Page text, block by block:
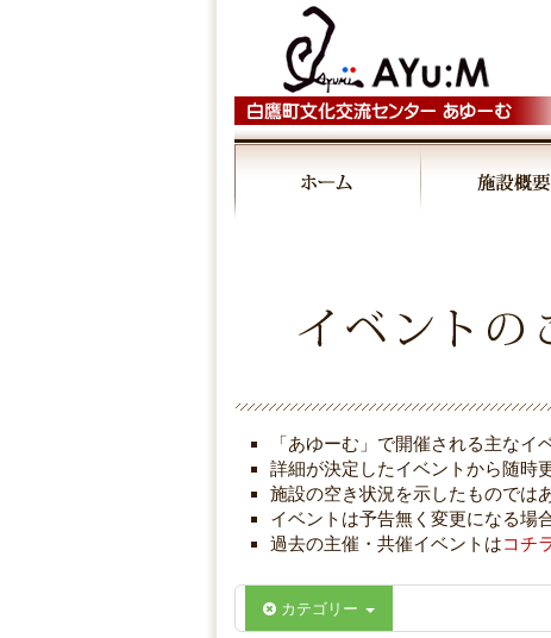
「あゆーむ」で開催される主なイ
詳細が決定したイベントから随時
施設の空き状況を示したものでは
イベントは予告無く変更になる場
過去の主催・共催イベントはコチ
カテゴリー
04:00
06:00